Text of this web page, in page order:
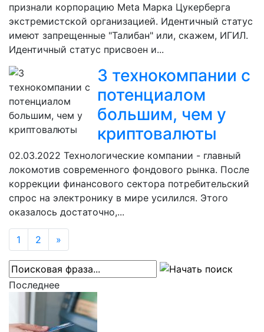
признали корпорацию Meta Марка Цукерберга
экстремистской организацией. Идентичный статус
имеют запрещенные "Талибан" или, скажем, ИГИЛ.
Идентичный статус присвоен и...
3 технокомпании с
потенциалом
большим, чем у
криптовалюты
02.03.2022 Технологические компании - главный
локомотив современного фондового рынка. После
коррекции финансового сектора потребительский
спрос на электронику в мире усилился. Этого
оказалось достаточно,...
1 2 »
Последнее